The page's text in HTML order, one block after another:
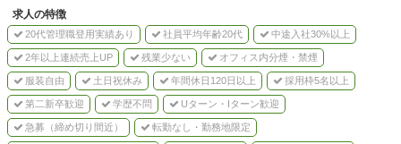
求人の特徴
20代管理職登用実績あり 社員平均年齢20代 中途入社30%以上
2年以上連続売上UP 残業少ない オフィス内分煙・禁煙
服装自由 土日祝休み 年間休日120日以上 採用枠5名以上
第二新卒歓迎 学歴不問 Uターン・Iターン歓迎
急募（締め切り間近） 転勤なし・勤務地限定